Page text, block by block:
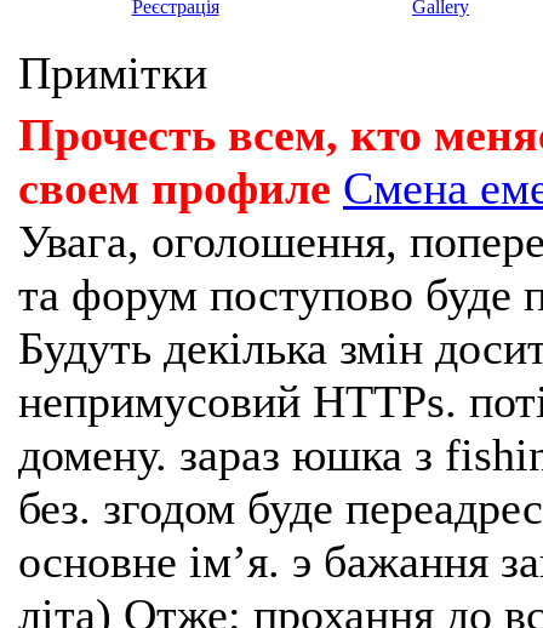
Реєстрація Gallery
Примітки
Прочесть всем, кто
своем профиле Смена
Увага, оголошення,
та форум поступово буде
Будуть декілька змін
непримусовий HTTPs.
домену. зараз юшка з
без. згодом буде
основне імʼя. э бажання
літа) Отже: прохання до